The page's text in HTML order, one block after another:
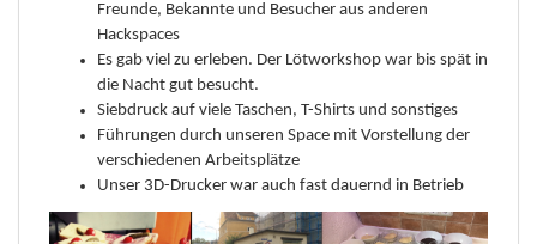
Freunde, Bekannte und Besucher aus anderen
Hackspaces
Es gab viel zu erleben. Der Lötworkshop war bis spät in
die Nacht gut besucht.
Siebdruck auf viele Taschen, T-Shirts und sonstiges
Führungen durch unseren Space mit Vorstellung der
verschiedenen Arbeitsplätze
Unser 3D-Drucker war auch fast dauernd in Betrieb